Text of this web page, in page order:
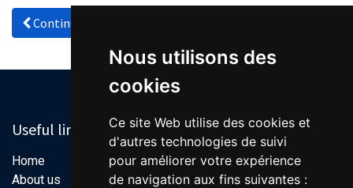
Nous utilisons des
cookies
Ce site Web utilise des cookies et
d'autres technologies de suivi
pour améliorer votre expérience
de navigation aux fins suivantes :
Continue
Useful links
Home
About us